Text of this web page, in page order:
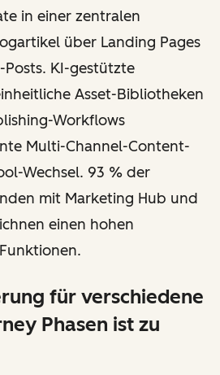
in einer zentralen
über Landing Pages
Posts. KI-gestützte
Asset-Bibliotheken
Workflows
Multi-Channel-Content-
Wechsel. 93 % der
mit Marketing Hub und
einen hohen
für verschiedene
Phasen ist zu